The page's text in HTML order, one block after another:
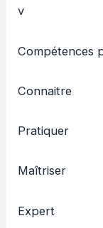
v
Compétences
Connaitre
Pratiquer
Maîtriser
Expert